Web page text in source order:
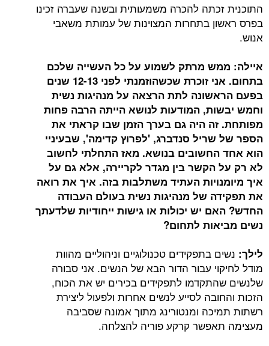
התוכנית זכתה להכרה משמעותית ובשנה שעברה זכינו
בפרס ראשון בתחרות המצוינות של עמותת משאבי
אנוש.
איילה: ממש מרתק לשמוע על כל העשייה שלכם
בתחום. אני זוכרת שכשהוזמנתי לפני 12-13 שנים
בפעם הראשונה לתת הרצאה על מנהיגות נשית
וחמש יבשות, המודעות לנושא הייתה הרבה פחות
מפותחת. זה היה גם בערך הזמן שבו קראתי את
הספר של שריל סנדברג, 'לפרוץ קדימה', שבעיניי
הוא אחד החשובים בנושא. מאז התחלתי לחשוב
לא רק על הקשר בין מגדר לקריירה, אלא גם על
איך מיומנויות העתיד משתלבות בזה. איך את רואה
את תפקידה של מנהיגות נשית בעולם העבודה
החדש? האם יש יכולות או גישות ייחודיות שלדעתך
נשים מביאות לתחום?
לילך: נשים בתפקידים טכנולוגיים וניהוליים מהוות
מודל לחיקוי עבור הדור הבא של הנשים. אני סבורה
שלנשים שהתקדמו לתפקידים בכירים יש את הכוח,
הזכות והחובה לסייע לנשים אחרות ולפעול ליצירת
רשתות תמיכה ומנטורינג מתוך אמונה שסביבה
מעצימה תאפשר קרקע פוריה להצלחה.